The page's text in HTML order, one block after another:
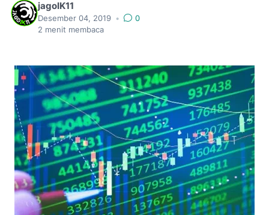
jagoIK11
Desember 04, 2019 •
0
2 menit membaca